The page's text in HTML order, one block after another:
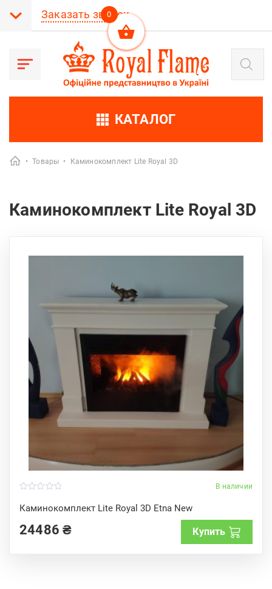
Заказать звонок
Поиск
товаров
КАТАЛОГ
• Товары • Каминокомплект Lite Royal 3D
Каминокомплект Lite Royal 3D
В наличии
Каминокомплект Lite Royal 3D Etna New
o
u
o
f
24486₴ Купить
0